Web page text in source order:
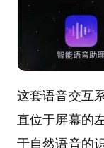
这套语音交互
直位于屏幕的
于自然语音的